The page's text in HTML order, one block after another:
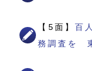
【5面】百
務調査を